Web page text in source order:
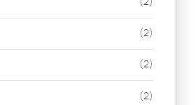
(2)
(2)
(2)